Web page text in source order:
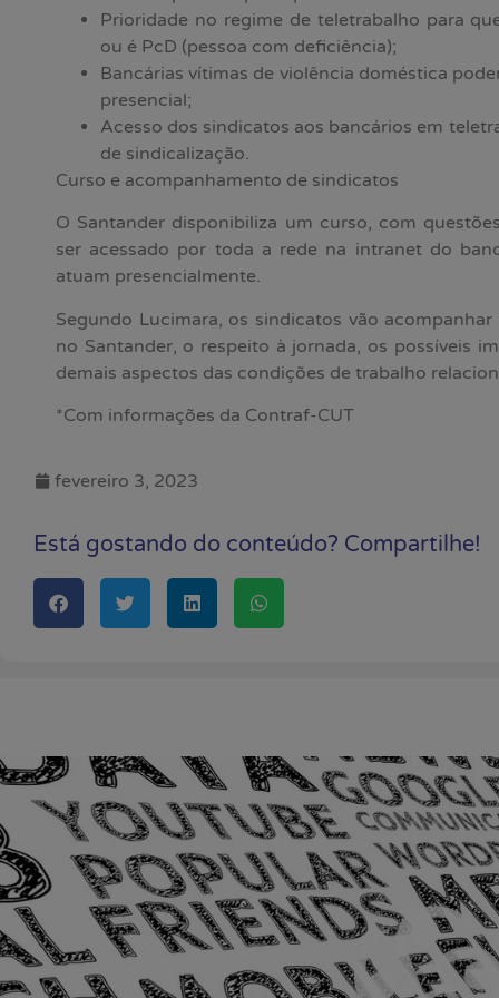
Prioridade no regime de teletrabalho para
ou é PcD (pessoa com deficiência);
Bancárias vítimas de violência doméstica
presencial;
Acesso dos sindicatos aos bancários em
de sindicalização.
Curso e acompanhamento de sindicatos
O Santander disponibiliza um curso, com
ser acessado por toda a rede na intranet do
atuam presencialmente.
Segundo Lucimara, os sindicatos vão
no Santander, o respeito à jornada, os possíveis
demais aspectos das condições de trabalho
*Com informações da Contraf-CUT
fevereiro 3, 2023
Está gostando do conteúdo? Compartilhe!